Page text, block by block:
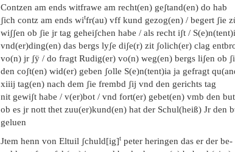
Contzen am ends witfrawe am recht(en) geʃtand(en) do hab
ʃich contz am ends witfr(au) vff kund gezog(en) / begert ʃie
wiʃʃen ob ʃie jr tag geheiʃchen habe / als recht iʃt /
vnd(er)ding(en) das bergs lyʃe diʃe(r) zit ʃolich(er) clag
vo(n) jr ʃÿ / do fragt Rudig(er) vo(n) weg(en) bergs liʃen ob
den coʃt(en) wid(er) geben ʃolle S(e)n(tent)ia ja gefragt
xiiij tag(en) nach dem ʃie frembd ʃij vnd den gerichts tag
nit gewiʃt habe / v(er)bot / vnd fort(er) gebet(en) vmb den
ob es jr nott thet zuu(er)kund(en) hat der Schul(heiß) Jr den
geluen
Jtem henn von Eltuil ʃchuld[ig]t peter heringen das er der be-